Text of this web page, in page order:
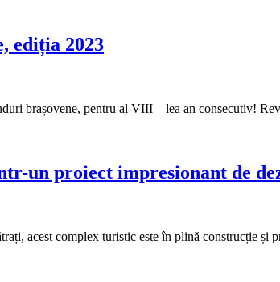
ediția 2023
brașovene, pentru al VIII – lea an consecutiv!
un proiect impresionant de
acest complex turistic este în plină construcție și